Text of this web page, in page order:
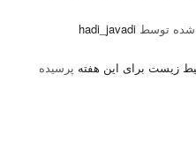
شده توسط hadi_javadi
زیست برای این هفته پرسیده